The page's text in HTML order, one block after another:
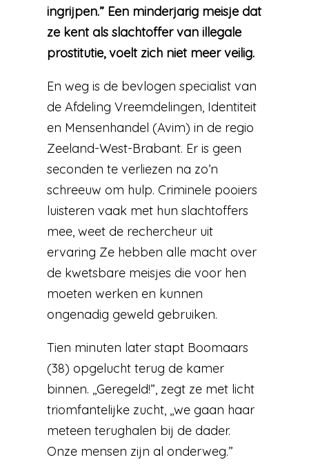
ingrijpen.” Een minderjarig meisje dat
ze kent als slachtoffer van illegale
prostitutie, voelt zich niet meer veilig.
En weg is de bevlogen specialist van
de Afdeling Vreemdelingen, Identiteit
en Mensenhandel (Avim) in de regio
Zeeland-West-Brabant. Er is geen
seconden te verliezen na zo’n
schreeuw om hulp. Criminele pooiers
luisteren vaak met hun slachtoffers
mee, weet de rechercheur uit
ervaring Ze hebben alle macht over
de kwetsbare meisjes die voor hen
moeten werken en kunnen
ongenadig geweld gebruiken.
Tien minuten later stapt Boomaars
(38) opgelucht terug de kamer
binnen. ,,Geregeld!”, zegt ze met licht
triomfantelijke zucht, ,,we gaan haar
meteen terughalen bij de dader.
Onze mensen zijn al onderweg.”